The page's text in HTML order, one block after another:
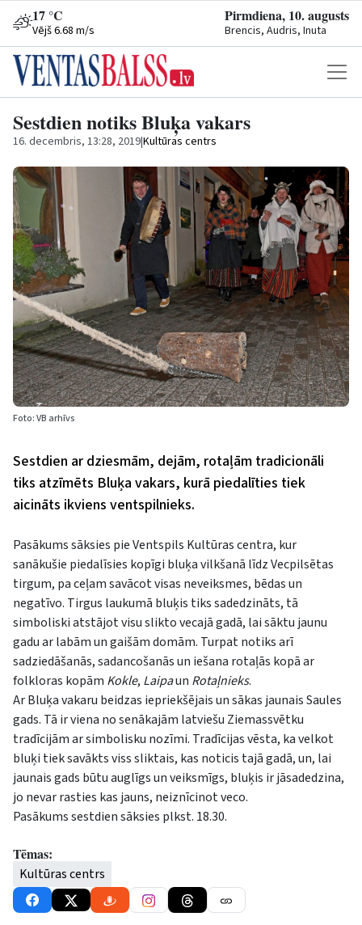
17 °C
Vējš 6.68 m/s
Pirmdiena, 10. augusts
Brencis, Audris, Inuta
Sestdien notiks Bluķa vakars
16. decembris, 13:28, 2019|Kultūras centrs
Foto: VB arhīvs
Sestdien ar dziesmām, dejām, rotaļām tradicionāli
tiks atzīmēts Bluķa vakars, kurā piedalīties tiek
aicināts ikviens ventspilnieks.
Pasākums sāksies pie Ventspils Kultūras centra, kur
sanākušie piedalīsies kopīgi bluķa vilkšanā līdz Vecpilsētas
tirgum, pa ceļam savācot visas neveiksmes, bēdas un
negatīvo. Tirgus laukumā bluķis tiks sadedzināts, tā
simboliski atstājot visu slikto vecajā gadā, lai sāktu jaunu
gadu ar labām un gaišām domām. Turpat notiks arī
sadziedāšanās, sadancošanās un iešana rotaļās kopā ar
folkloras kopām Kokle, Laipaun Rotaļnieks.
Ar Bluķa vakaru beidzas iepriekšējais un sākas jaunais Saules
gads. Tā ir viena no senākajām latviešu Ziemassvētku
tradīcijām ar simbolisku nozīmi. Tradīcijas vēsta, ka velkot
bluķi tiek savākts viss sliktais, kas noticis tajā gadā, un, lai
jaunais gads būtu auglīgs un veiksmīgs, bluķis ir jāsadedzina,
jo nevar rasties kas jauns, neiznīcinot veco.
Pasākums sestdien sāksies plkst. 18.30.
Tēmas:
Kultūras centrs